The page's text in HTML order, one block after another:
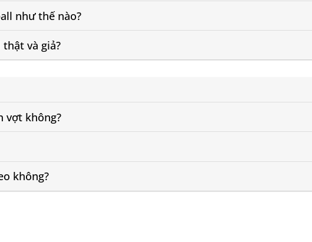
như thế nào?
và giả?
vợt không?
không?